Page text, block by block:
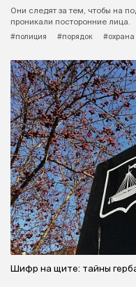
Они следят за тем, чтобы на
проникали посторонние лица.
#полиция
#порядок #охрана
Шифр на щите: тайны